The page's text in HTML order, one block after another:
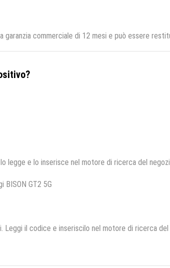
garanzia commerciale di 12 mesi e può essere
legge e lo inserisce nel motore di ricerca del
BISON GT2 5G
Leggi il codice e inseriscilo nel motore di ricerca del